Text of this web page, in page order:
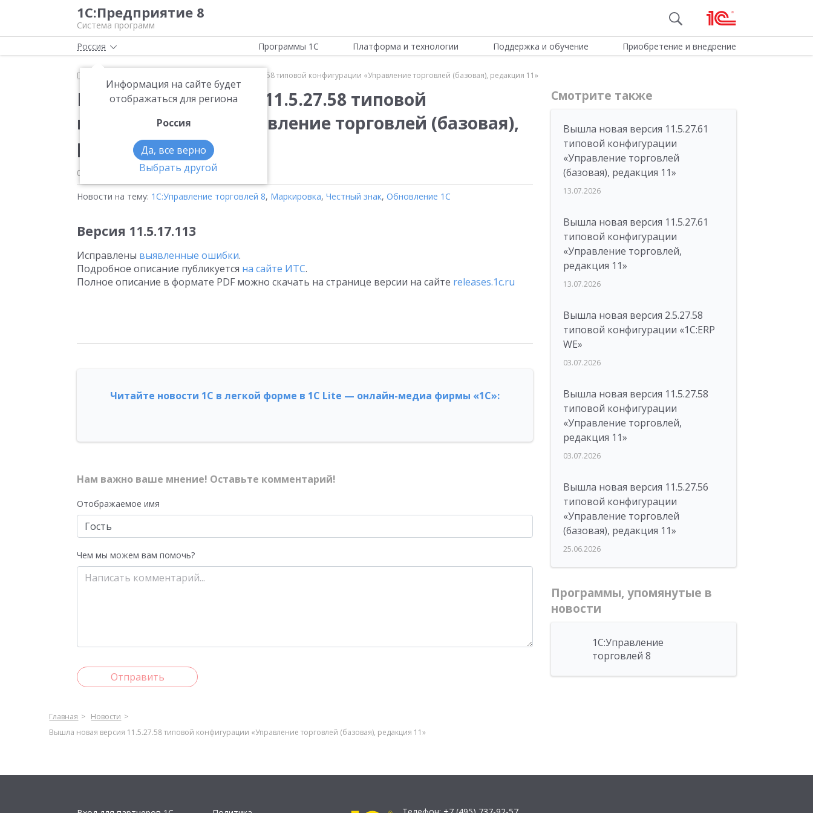
1С:Предприятие 8
Система программ
Россия
Информация на сайте будет
отображаться для региона
Россия
Да, все верно
Выбрать другой
Программы 1С Платформа и технологии Поддержка и обучение Приобретение и внедрение
Главная Вышла новая версия 11.5.27.58 типовой конфигурации «Управление торговлей (базовая), редакция 11»
Вышла новая версия 11.5.27.58 типовой
конфигурации «Управление торговлей (базовая),
редакция 11»
03.07.2026
Новости на тему: 1С:Управление торговлей 8, Маркировка, Честный знак, Обновление 1С
Версия 11.5.17.113
Исправлены выявленные ошибки.
Подробное описание публикуется на сайте ИТС.
Полное описание в формате PDF можно скачать на странице версии на сайте releases.1c.ru
Читайте новости 1С в легкой форме в 1С Lite — онлайн-медиа фирмы «1С»:
Нам важно ваше мнение! Оставьте комментарий!
Отображаемое имя
Чем мы можем вам помочь?
Отправить
Смотрите также
Вышла новая версия 11.5.27.61
типовой конфигурации
«Управление торговлей
(базовая), редакция 11»
13.07.2026
Вышла новая версия 11.5.27.61
типовой конфигурации
«Управление торговлей,
редакция 11»
13.07.2026
Вышла новая версия 2.5.27.58
типовой конфигурации «1С:ERP
WE»
03.07.2026
Вышла новая версия 11.5.27.58
типовой конфигурации
«Управление торговлей,
редакция 11»
03.07.2026
Вышла новая версия 11.5.27.56
типовой конфигурации
«Управление торговлей
(базовая), редакция 11»
25.06.2026
Программы, упомянутые в
новости
1С:Управление
торговлей 8
Главная
Новости
Вышла новая версия 11.5.27.58 типовой конфигурации «Управление торговлей (базовая), редакция 11»